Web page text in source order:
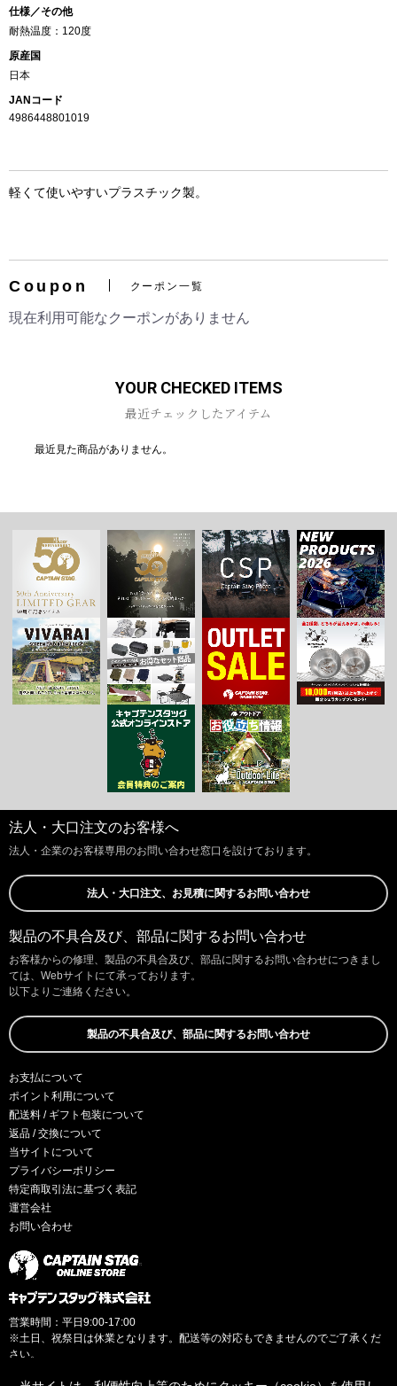
仕様／その他
耐熱温度：120度
原産国
日本
JANコード
4986448801019
軽くて使いやすいプラスチック製。
Coupon クーポン一覧
現在利用可能なクーポンがありません
YOUR CHECKED ITEMS
最近チェックしたアイテム
最近見た商品がありません。
法人・大口注文のお客様へ
法人・企業のお客様専用のお問い合わせ窓口を設けております。
法人・大口注文、お見積に関するお問い合わせ
製品の不具合及び、部品に関するお問い合わせ
お客様からの修理、製品の不具合及び、部品に関するお問い合わせにつきまし
ては、Webサイトにて承っております。
以下よりご連絡ください。
製品の不具合及び、部品に関するお問い合わせ
お支払について
ポイント利用について
配送料 / ギフト包装について
返品 / 交換について
当サイトについて
プライバシーポリシー
特定商取引法に基づく表記
運営会社
お問い合わせ
営業時間：平日9:00-17:00
※土日、祝祭日は休業となります。配送等の対応もできませんのでご了承くだ
さい。